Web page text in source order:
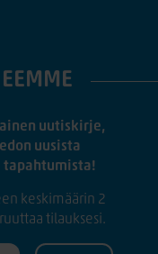
uutiskirje,
uusista
tapahtumista!
keskimäärin 2
tilauksesi.